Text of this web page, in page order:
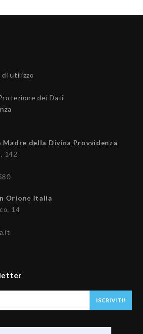
di utilizzo
dei Dati
Madre della Divina Provvidenza
142
Orione Italia
14
ISCRIVITI!